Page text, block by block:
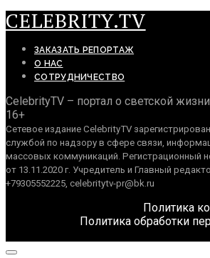
CELEBRITY.TV
ЗАКАЗАТЬ РЕПОРТАЖ
О НАС
СОТРУДНИЧЕСТВО
CelebrityTV – портал о светской
16+
Сетевое издание CelebrityTV
службой по надзору в сфере связи,
массовых коммуникаций. Регистрационный
от 13.11.2020 г. Учредитель и Главный
+79305552225, celebritytv-pr@bk.ru
Политика
Политика обработки